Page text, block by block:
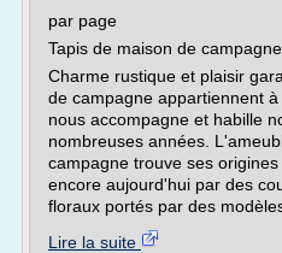
par page
Tapis de maison de campagne
Charme rustique et plaisir
de campagne appartiennent
nous accompagne et habille
nombreuses années.
campagne trouve ses
encore aujourd'hui par des
floraux portés par des
Lire la suite